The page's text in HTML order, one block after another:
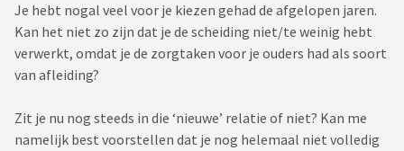
Je hebt nogal veel voor je kiezen gehad de afgelopen jaren.
Kan het niet zo zijn dat je de scheiding niet/te weinig hebt
verwerkt, omdat je de zorgtaken voor je ouders had als soort
van afleiding?
Zit je nu nog steeds in die ‘nieuwe’ relatie of niet? Kan me
namelijk best voorstellen dat je nog helemaal niet volledig